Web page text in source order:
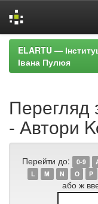
Skip
navigation
ELARTU —
Івана Пулюя
Перегляд
- Автори
Перейти до: 0-9
L
M N O P
або ж